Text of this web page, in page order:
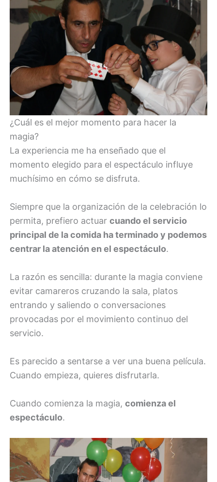
¿Cuál es el mejor momento para hacer la
magia?
La experiencia me ha enseñado que el
momento elegido para el espectáculo influye
muchísimo en cómo se disfruta.
Siempre que la organización de la celebración lo
permita, prefiero actuar cuando el servicio
principal de la comida ha terminado y podemos
centrar la atención en el espectáculo.
La razón es sencilla: durante la magia conviene
evitar camareros cruzando la sala, platos
entrando y saliendo o conversaciones
provocadas por el movimiento continuo del
servicio.
Es parecido a sentarse a ver una buena película.
Cuando empieza, quieres disfrutarla.
Cuando comienza la magia, comienza el
espectáculo.